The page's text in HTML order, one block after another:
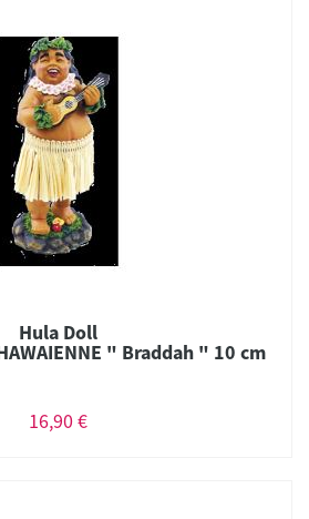
Hula Doll
" Braddah " 10 cm
16,90 €